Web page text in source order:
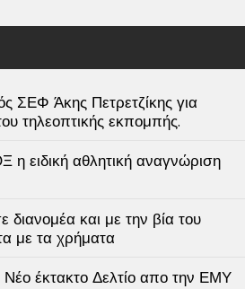
ΣΕΦ Άκης Πετρετζίκης για
τηλεοπτικής εκπομπής.
ειδική αθλητική αναγνώριση
διανομέα και με την βία του
με τα χρήματα
έκτακτο Δελτίο απο την ΕΜΥ